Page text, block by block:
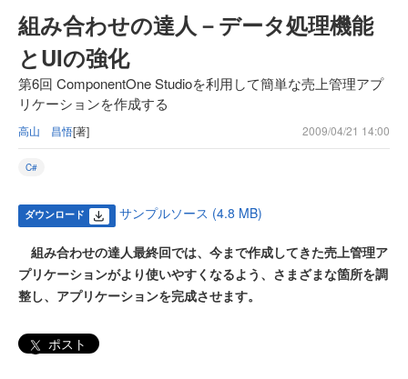
組み合わせの達人－データ処理機能
とUIの強化
第6回 ComponentOne Studioを利用して簡単な売上管理アプ
リケーションを作成する
高山 昌悟[著] 2009/04/21 14:00
C#
ダウンロード サンプルソース (4.8 MB)
組み合わせの達人最終回では、今まで作成してきた売上管理ア
プリケーションがより使いやすくなるよう、さまざまな箇所を調
整し、アプリケーションを完成させます。
ポスト